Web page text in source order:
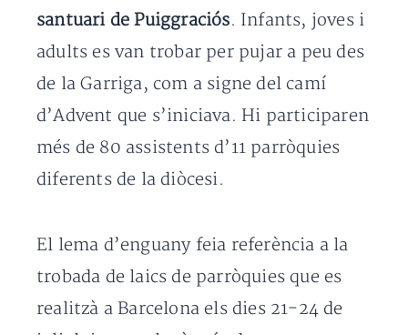
santuari de Puiggraciós. Infants, joves i
adults es van trobar per pujar a peu des
de la Garriga, com a signe del camí
d’Advent que s’iniciava. Hi participaren
més de 80 assistents d’11 parròquies
diferents de la diòcesi.
El lema d’enguany feia referència a la
trobada de laics de parròquies que es
realitzà a Barcelona els dies 21-24 de